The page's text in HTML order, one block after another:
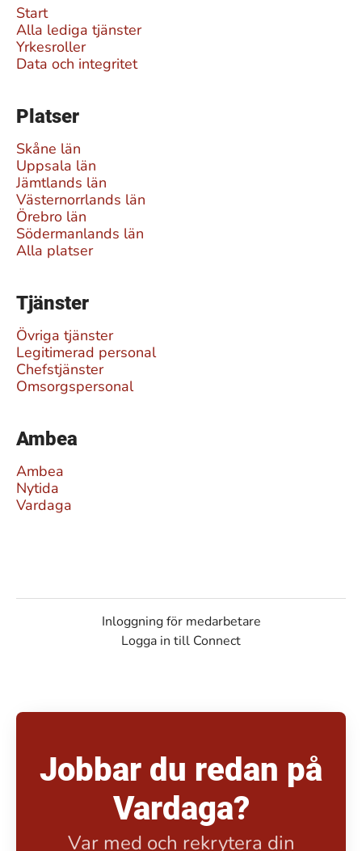
Start
Alla lediga tjänster
Yrkesroller
Data och integritet
Platser
Skåne län
Uppsala län
Jämtlands län
Västernorrlands län
Örebro län
Södermanlands län
Alla platser
Tjänster
Övriga tjänster
Legitimerad personal
Chefstjänster
Omsorgspersonal
Ambea
Ambea
Nytida
Vardaga
Inloggning för medarbetare
Logga in till Connect
Jobbar du redan på
Vardaga?
Var med och rekrytera din